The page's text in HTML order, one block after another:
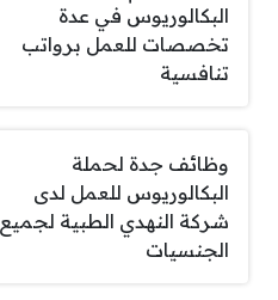
البكالوريوس في عدة
تخصصات للعمل برواتب
تنافسية
وظائف جدة لحملة
البكالوريوس للعمل لدى
شركة النهدي الطبية لجميع
الجنسيات